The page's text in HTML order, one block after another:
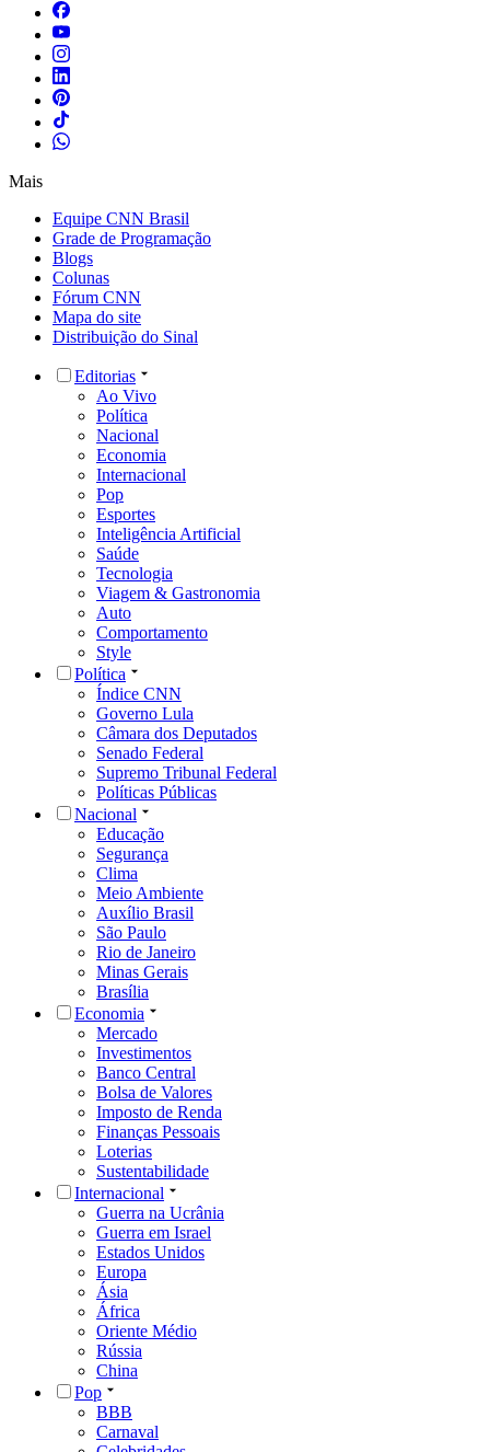
Mais
Equipe CNN Brasil
Grade de Programação
Blogs
Colunas
Fórum CNN
Mapa do site
Distribuição do Sinal
Editorias
Ao Vivo
Política
Nacional
Economia
Internacional
Pop
Esportes
Inteligência Artificial
Saúde
Tecnologia
Viagem & Gastronomia
Auto
Comportamento
Style
Política
Índice CNN
Governo Lula
Câmara dos Deputados
Senado Federal
Supremo Tribunal Federal
Políticas Públicas
Nacional
Educação
Segurança
Clima
Meio Ambiente
Auxílio Brasil
São Paulo
Rio de Janeiro
Minas Gerais
Brasília
Economia
Mercado
Investimentos
Banco Central
Bolsa de Valores
Imposto de Renda
Finanças Pessoais
Loterias
Sustentabilidade
Internacional
Guerra na Ucrânia
Guerra em Israel
Estados Unidos
Europa
Ásia
África
Oriente Médio
Rússia
China
Pop
BBB
Carnaval